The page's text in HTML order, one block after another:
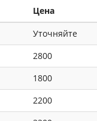
Цена
Уточняйте
2800
1800
2200